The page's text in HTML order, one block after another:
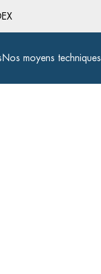
Nos moyens techniques